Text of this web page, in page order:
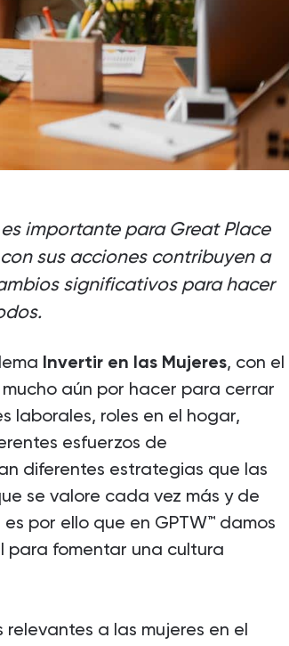
importante para Great Place
sus acciones contribuyen a
significativos para hacer
Invertir en las Mujeres, con el
aún por hacer para cerrar
laborales, roles en el hogar,
esfuerzos de
diferentes estrategias que las
se valore cada vez más y de
por ello que en GPTW™ damos
para fomentar una cultura
a las mujeres en el